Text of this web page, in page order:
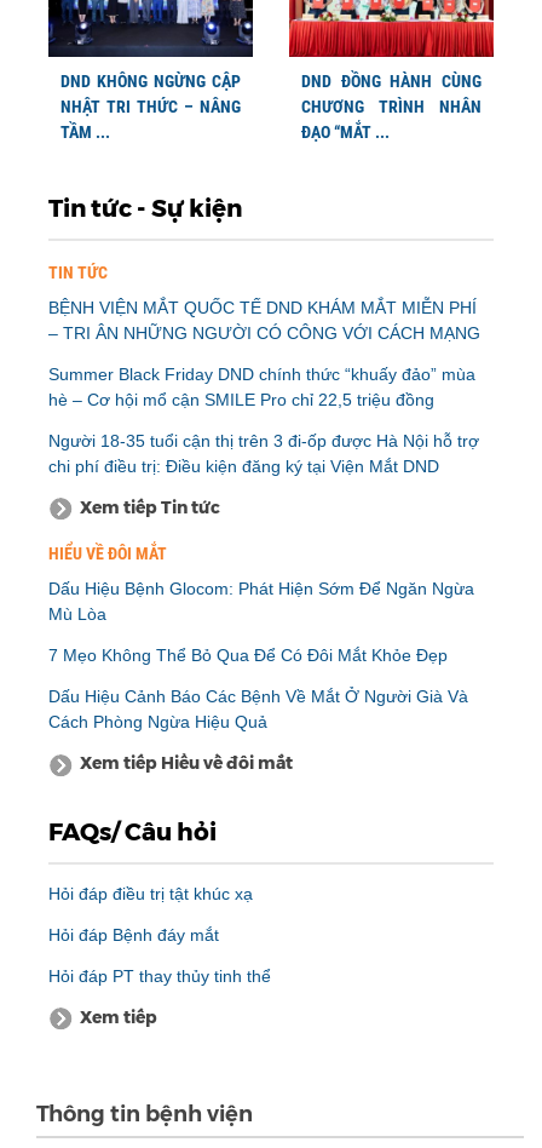
DND KHÔNG NGỪNG CẬP
NHẬT TRI THỨC – NÂNG
TẦM ...
DND ĐỒNG HÀNH CÙNG
CHƯƠNG TRÌNH NHÂN
ĐẠO “MẮT ...
Tin tức - Sự kiện
TIN TỨC
BỆNH VIỆN MẮT QUỐC TẾ DND KHÁM MẮT MIỄN PHÍ
– TRI ÂN NHỮNG NGƯỜI CÓ CÔNG VỚI CÁCH MẠNG
Summer Black Friday DND chính thức “khuấy đảo” mùa
hè – Cơ hội mổ cận SMILE Pro chỉ 22,5 triệu đồng
Người 18-35 tuổi cận thị trên 3 đi-ốp được Hà Nội hỗ trợ
chi phí điều trị: Điều kiện đăng ký tại Viện Mắt DND
Xem tiếp Tin tức
HIỂU VỀ ĐÔI MẮT
Dấu Hiệu Bệnh Glocom: Phát Hiện Sớm Để Ngăn Ngừa
Mù Lòa
7 Mẹo Không Thể Bỏ Qua Để Có Đôi Mắt Khỏe Đẹp
Dấu Hiệu Cảnh Báo Các Bệnh Về Mắt Ở Người Già Và
Cách Phòng Ngừa Hiệu Quả
Xem tiếp Hiểu về đôi mắt
FAQs/ Câu hỏi
Hỏi đáp điều trị tật khúc xạ
Hỏi đáp Bệnh đáy mắt
Hỏi đáp PT thay thủy tinh thể
Xem tiếp
Thông tin bệnh viện